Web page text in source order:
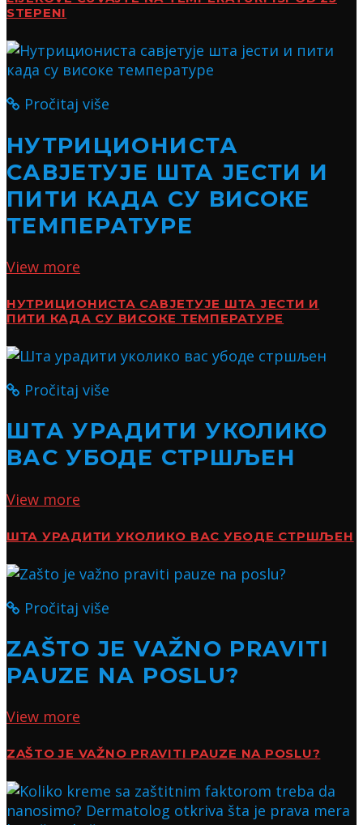
STEPENI
Pročitaj više
НУТРИЦИОНИСТА
САВЈЕТУЈЕ ШТА ЈЕСТИ И
ПИТИ КАДА СУ ВИСОКЕ
ТЕМПЕРАТУРЕ
View more
НУТРИЦИОНИСТА САВЈЕТУЈЕ ШТА ЈЕСТИ И
ПИТИ КАДА СУ ВИСОКЕ ТЕМПЕРАТУРЕ
Pročitaj više
ШТА УРАДИТИ УКОЛИКО
ВАС УБОДЕ СТРШЉЕН
View more
ШТА УРАДИТИ УКОЛИКО ВАС УБОДЕ СТРШЉЕН
Pročitaj više
ZAŠTO JE VAŽNO PRAVITI
PAUZE NA POSLU?
View more
ZAŠTO JE VAŽNO PRAVITI PAUZE NA POSLU?